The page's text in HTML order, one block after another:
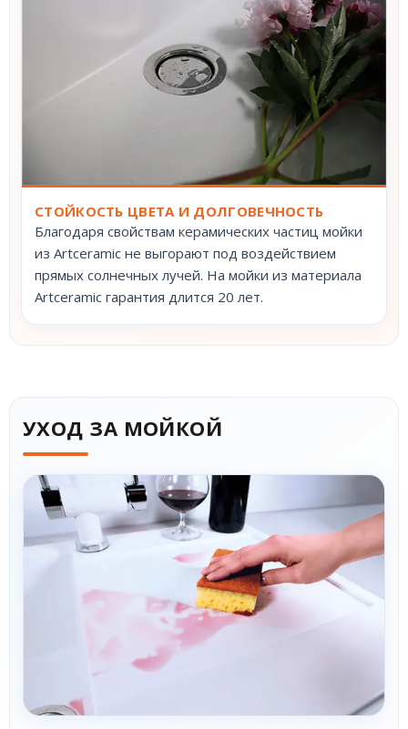
СТОЙКОСТЬ ЦВЕТА И ДОЛГОВЕЧНОСТЬ
Благодаря свойствам керамических частиц мойки
из Artceramic не выгорают под воздействием
прямых солнечных лучей. На мойки из материала
Artceramic гарантия длится 20 лет.
УХОД ЗА МОЙКОЙ